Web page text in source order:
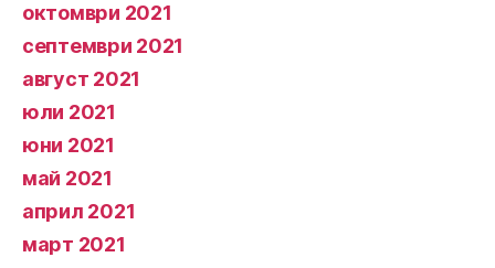
октомври 2021
септември 2021
август 2021
юли 2021
юни 2021
май 2021
април 2021
март 2021